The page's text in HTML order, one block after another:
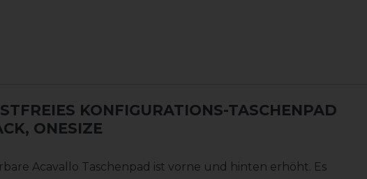
KONFIGURATIONS-TASCHENPAD
ONESIZE
Acavallo Taschenpad ist vorne und hinten erhöht. Es